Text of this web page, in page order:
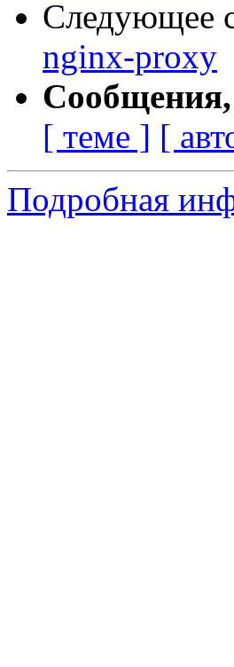
Следующее
nginx-proxy
[ теме ] [
Подробная